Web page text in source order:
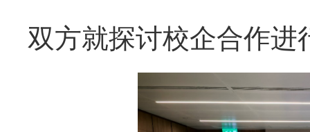
双方就探讨校企合作进